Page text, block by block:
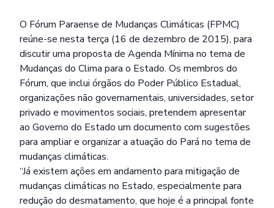
O Fórum Paraense de Mudanças Climáticas (FPMC)
reúne-se nesta terça (16 de dezembro de 2015), para
discutir uma proposta de Agenda Mínima no tema de
Mudanças do Clima para o Estado. Os membros do
Fórum, que inclui órgãos do Poder Público Estadual,
organizações não governamentais, universidades, setor
privado e movimentos sociais, pretendem apresentar
ao Governo do Estado um documento com sugestões
para ampliar e organizar a atuação do Pará no tema de
mudanças climáticas.
“Já existem ações em andamento para mitigação de
mudanças climáticas no Estado, especialmente para
redução do desmatamento, que hoje é a principal fonte